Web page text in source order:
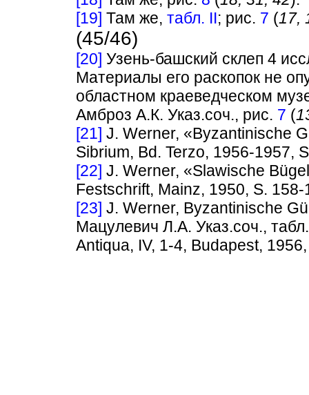
[19] Там же, табл. II; рис. 7 (17,
(45/46)
[20] Узень-башский склеп 4
Материалы его раскопок не
областном краеведческом
Амброз А.К. Указ.соч., рис. 7 (
[21] J. Werner, «Byzantinische
Sibrium, Bd. Terzo, 1956-1957,
[22] J. Werner, «Slawische
Festschrift, Mainz, 1950, S.
[23] J. Werner, Byzantinische
Мацулевич Л.А. Указ.соч.,
Antiqua, IV, 1-4, Budapest,